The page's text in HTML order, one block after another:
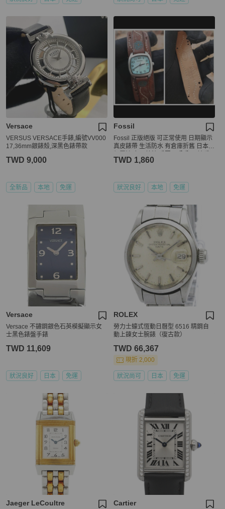
Versace
VERSUS VERSACE手錶,編號VV000
17,36mm銀錶殼,深黑色錶帶款
TWD 9,000
全新品 本地 免運
Fossil
Fossil 正版絕版 可正常使用 日期顯示
真皮錶帶 生活防水 有倉庫折舊 日本水
商品敘述
TWD 1,860
狀況良好 本地 免運
Versace
Versace 不鏽鋼銀色石英模擬顯示女
士黑色錶盤手錶
TWD 11,609
狀況良好 日本 免運
ROLEX
勞力士蠔式恆動日曆型 6516 精鋼自
動上鍊女士腕錶（復古款）
TWD 66,367
現折 2,000
狀況尚可 日本 免運
Jaeger LeCoultre Cartier